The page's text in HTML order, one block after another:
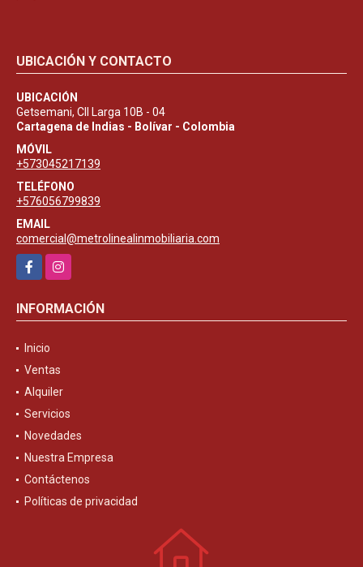
UBICACIÓN Y CONTACTO
UBICACIÓN
Getsemani, Cll Larga 10B - 04
Cartagena de Indias - Bolívar - Colombia
MÓVIL
+573045217139
TELÉFONO
+576056799839
EMAIL
comercial@metrolinealinmobiliaria.com
FacebookInstagram
INFORMACIÓN
Inicio
Ventas
Alquiler
Servicios
Novedades
Nuestra Empresa
Contáctenos
Políticas de privacidad